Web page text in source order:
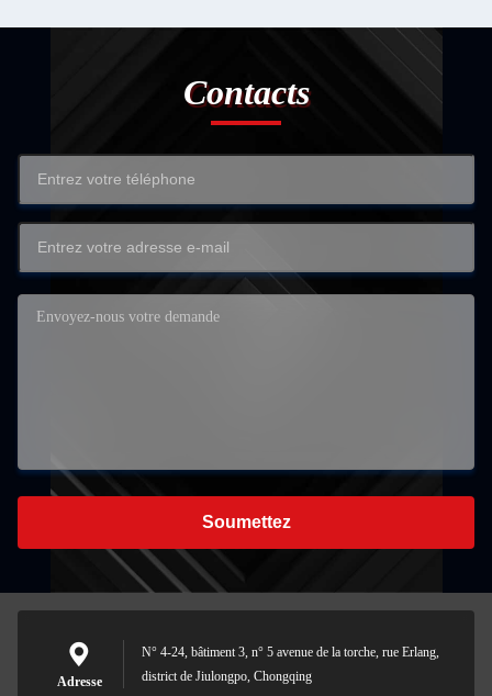
Contacts
Soumettez
Adresse
N° 4-24, bâtiment 3, n° 5 avenue de la torche, rue Erlang,
district de Jiulongpo, Chongqing